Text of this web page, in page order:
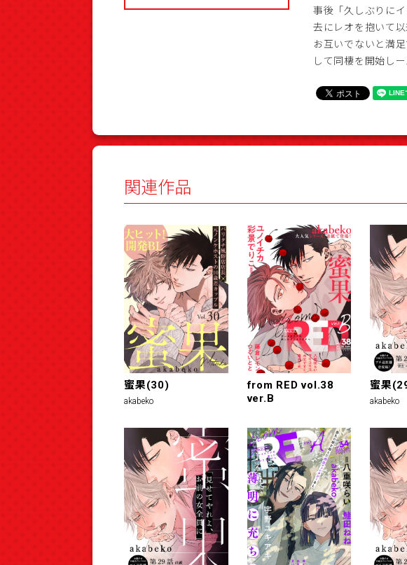
事後「久しぶりに
去にレオを抱いて
お互いでないと満
して同棲を開始しー
関連作品
蜜果(30)
akabeko
from RED vol.38
ver.B
蜜果
akabeko